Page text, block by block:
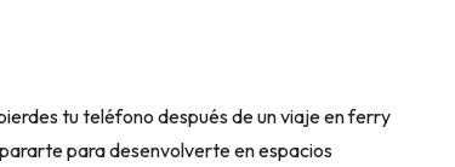
tu teléfono después de un viaje en ferry
para desenvolverte en espacios